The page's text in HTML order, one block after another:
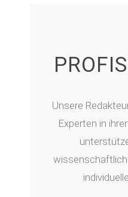
Unsere
Experten in